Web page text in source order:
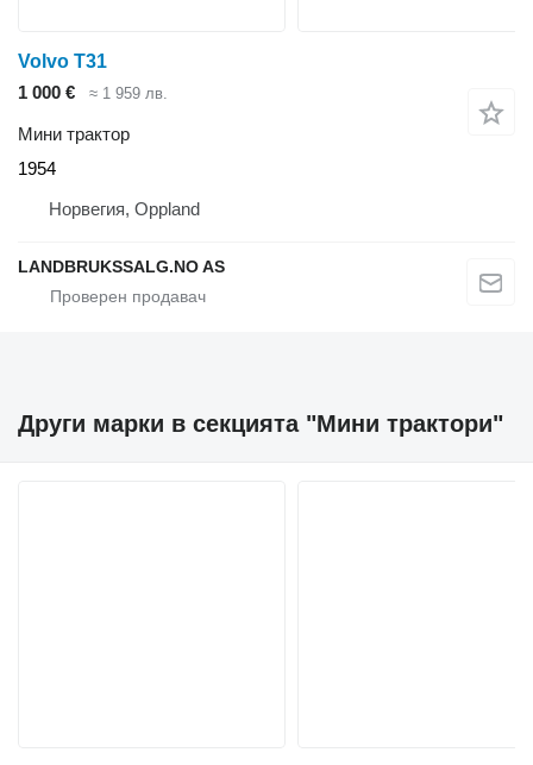
Volvo T31
1 000 €
≈ 1 959 лв.
Мини трактор
1954
Норвегия, Oppland
LANDBRUKSSALG.NO AS
Други марки в секцията "Мини трактори"